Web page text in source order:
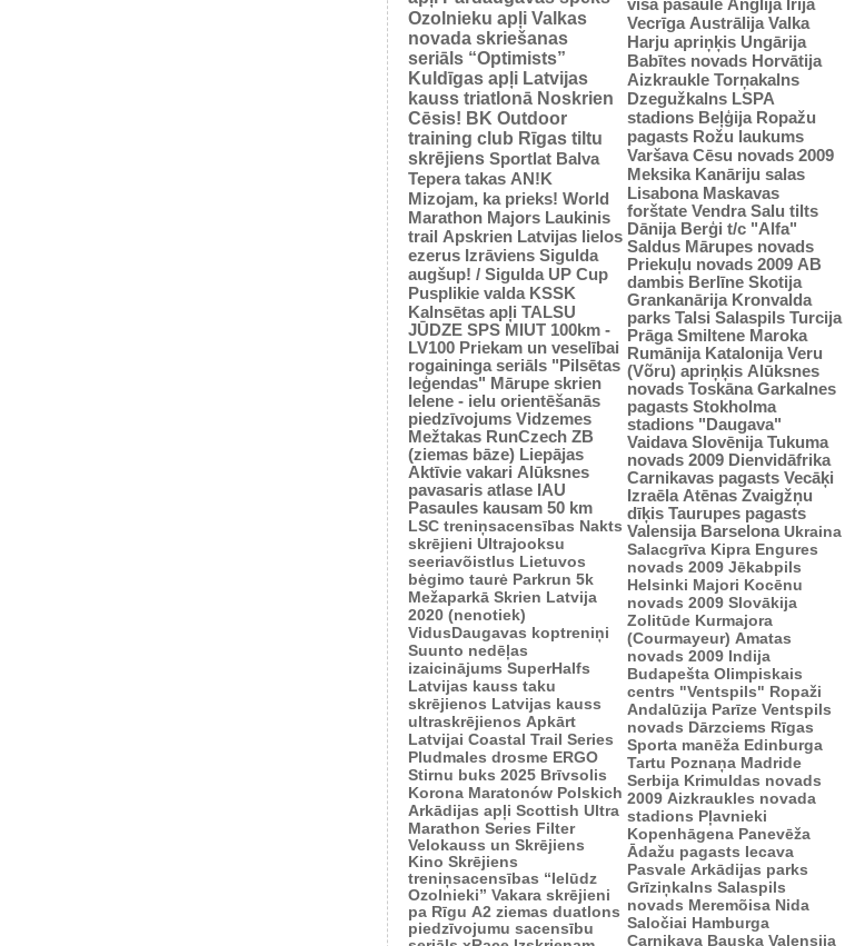
Ozolnieku apļi Valkas
novada skriešanas
seriāls “Optimists”
Kuldīgas apļi Latvijas
kauss triatlonā Noskrien
Cēsis! BK Outdoor
training club Rīgas tiltu
skrējiens Sportlat Balva
Tepera takas AN!K
Mizojam, ka prieks! World
Marathon Majors Laukinis
trail Apskrien Latvijas lielos
ezerus Izrāviens Sigulda
augšup! / Sigulda UP Cup
Pusplikie valda KSSK
Kalnsētas apļi TALSU
JŪDZE SPS MIUT 100km -
LV100 Priekam un veselībai
rogaininga seriāls "Pilsētas
leģendas" Mārupe skrien
Ielene - ielu orientēšanās
piedzīvojums Vidzemes
Mežtakas RunCzech ZB
(ziemas bāze) Liepājas
Aktīvie vakari Alūksnes
pavasaris atlase IAU
Pasaules kausam 50 km
LSC treniņsacensības Nakts
skrējieni Ultrajooksu
seeriavõistlus Lietuvos
bėgimo taurė Parkrun 5k
Mežaparkā Skrien Latvija
2020 (nenotiek)
VidusDaugavas koptreniņi
Suunto nedēļas
izaicinājums SuperHalfs
Latvijas kauss taku
skrējienos Latvijas kauss
ultraskrējienos Apkārt
Latvijai Coastal Trail Series
Pludmales drosme ERGO
Stirnu buks 2025 Brīvsolis
Korona Maratonów Polskich
Arkādijas apļi Scottish Ultra
Marathon Series Filter
Velokauss un Skrējiens
Kino Skrējiens
treniņsacensības “Ielūdz
Ozolnieki” Vakara skrējieni
pa Rīgu A2 ziemas duatlons
piedzīvojumu sacensību
Vecrīga Austrālija Valka
Harju apriņķis Ungārija
Babītes novads Horvātija
Aizkraukle Torņakalns
Dzegužkalns LSPA
stadions Beļģija Ropažu
pagasts Rožu laukums
Varšava Cēsu novads 2009
Meksika Kanāriju salas
Lisabona Maskavas
forštate Vendra Salu tilts
Dānija Berģi t/c "Alfa"
Saldus Mārupes novads
Priekuļu novads 2009 AB
dambis Berlīne Skotija
Grankanārija Kronvalda
parks Talsi Salaspils Turcija
Prāga Smiltene Maroka
Rumānija Katalonija Veru
(Võru) apriņķis Alūksnes
novads Toskāna Garkalnes
pagasts Stokholma
stadions "Daugava"
Vaidava Slovēnija Tukuma
novads 2009 Dienvidāfrika
Carnikavas pagasts Vecāķi
Izraēla Atēnas Zvaigžņu
dīķis Taurupes pagasts
Valensija Barselona Ukraina
Salacgrīva Kipra Engures
novads 2009 Jēkabpils
Helsinki Majori Kocēnu
novads 2009 Slovākija
Zolitūde Kurmajora
(Courmayeur) Amatas
novads 2009 Indija
Budapešta Olimpiskais
centrs "Ventspils" Ropaži
Andalūzija Parīze Ventspils
novads Dārzciems Rīgas
Sporta manēža Edinburga
Tartu Poznaņa Madride
Serbija Krimuldas novads
2009 Aizkraukles novada
stadions Pļavnieki
Kopenhāgena Panevēža
Ādažu pagasts Iecava
Pasvale Arkādijas parks
Grīziņkalns Salaspils
novads Meremõisa Nida
Saločiai Hamburga
Carnikava Bauska Valensija